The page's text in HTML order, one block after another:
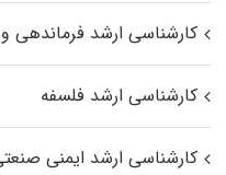
کارشناسی ارشد فرماندهی
کارشناسی ارشد فلسفه
کارشناسی ارشد ایمنی